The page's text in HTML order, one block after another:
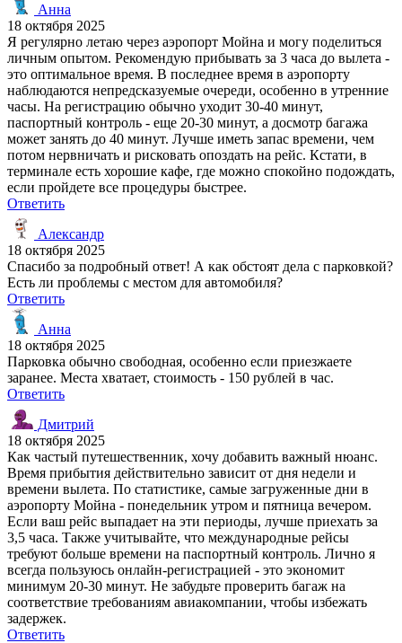
Анна
18 октября 2025
Я регулярно летаю через аэропорт Мойна и могу поделиться
личным опытом. Рекомендую прибывать за 3 часа до вылета -
это оптимальное время. В последнее время в аэропорту
наблюдаются непредсказуемые очереди, особенно в утренние
часы. На регистрацию обычно уходит 30-40 минут,
паспортный контроль - еще 20-30 минут, а досмотр багажа
может занять до 40 минут. Лучше иметь запас времени, чем
потом нервничать и рисковать опоздать на рейс. Кстати, в
терминале есть хорошие кафе, где можно спокойно подождать,
если пройдете все процедуры быстрее.
Ответить
Александр
18 октября 2025
Спасибо за подробный ответ! А как обстоят дела с парковкой?
Есть ли проблемы с местом для автомобиля?
Ответить
Анна
18 октября 2025
Парковка обычно свободная, особенно если приезжаете
заранее. Места хватает, стоимость - 150 рублей в час.
Ответить
Дмитрий
18 октября 2025
Как частый путешественник, хочу добавить важный нюанс.
Время прибытия действительно зависит от дня недели и
времени вылета. По статистике, самые загруженные дни в
аэропорту Мойна - понедельник утром и пятница вечером.
Если ваш рейс выпадает на эти периоды, лучше приехать за
3,5 часа. Также учитывайте, что международные рейсы
требуют больше времени на паспортный контроль. Лично я
всегда пользуюсь онлайн-регистрацией - это экономит
минимум 20-30 минут. Не забудьте проверить багаж на
соответствие требованиям авиакомпании, чтобы избежать
задержек.
Ответить